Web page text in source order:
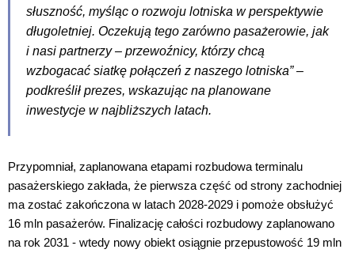
słuszność, myśląc o rozwoju lotniska w perspektywie
długoletniej. Oczekują tego zarówno pasażerowie, jak
i nasi partnerzy – przewoźnicy, którzy chcą
wzbogacać siatkę połączeń z naszego lotniska” –
podkreślił prezes, wskazując na planowane
inwestycje w najbliższych latach.
Przypomniał, zaplanowana etapami rozbudowa terminalu
pasażerskiego zakłada, że pierwsza część od strony zachodniej
ma zostać zakończona w latach 2028-2029 i pomoże obsłużyć
16 mln pasażerów. Finalizację całości rozbudowy zaplanowano
na rok 2031 - wtedy nowy obiekt osiągnie przepustowość 19 mln